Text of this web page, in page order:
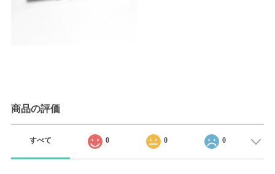
商品の評価
すべて 0 0 0